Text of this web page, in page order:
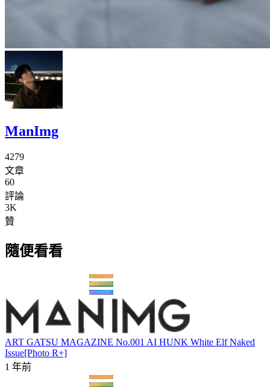
ManImg
4279
文章
60
評論
3K
贊
隨便看看
ART GATSU MAGAZINE No.001 AI HUNK White Elf Naked
Issue[Photo R+]
1 年前